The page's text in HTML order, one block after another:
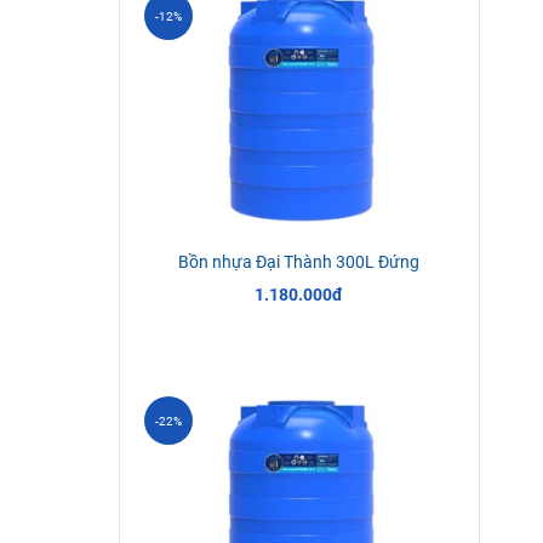
Bồn nhựa Đại Thành 300L Đứng
1.180.000đ
-12%
-22%